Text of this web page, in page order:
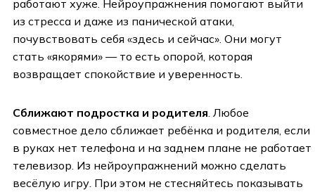
работают хуже. Нейроупражнения помогают выйти
из стресса и даже из панической атаки,
почувствовать себя «здесь и сейчас». Они могут
стать «якорями» — то есть опорой, которая
возвращает спокойствие и уверенность.
Сближают подростка и родителя . Любое
совместное дело сближает ребёнка и родителя, если
в руках нет телефона и на заднем плане не работает
телевизор. Из нейроупражнений можно сделать
весёлую игру. При этом не стесняйтесь показывать